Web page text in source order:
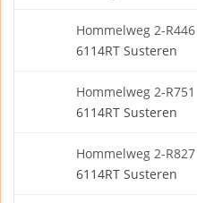
Hommelweg 2-R446
6114RT Susteren
Hommelweg 2-R751
6114RT Susteren
Hommelweg 2-R827
6114RT Susteren